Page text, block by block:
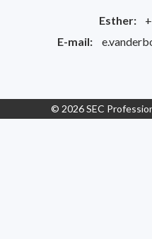
Esther:
E-mail:
© 2026 SEC